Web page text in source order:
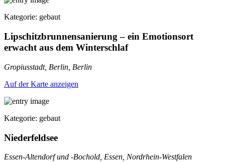
Kategorie: gebaut
Lipschitzbrunnensanierung – ein Emotionsort
erwacht aus dem Winterschlaf
Gropiusstadt, Berlin, Berlin
Auf der Karte anzeigen
Kategorie: gebaut
Niederfeldsee
Essen-Altendorf und -Bochold, Essen, Nordrhein-Westfalen